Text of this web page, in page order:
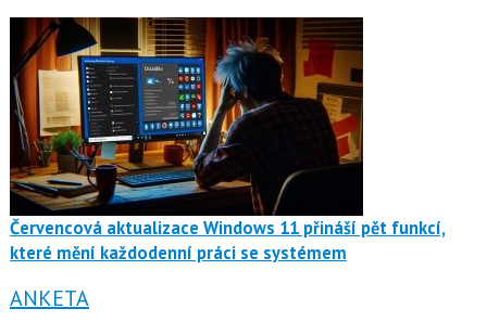
Červencová aktualizace Windows 11 přináší pět funkcí,
které mění každodenní práci se systémem
ANKETA